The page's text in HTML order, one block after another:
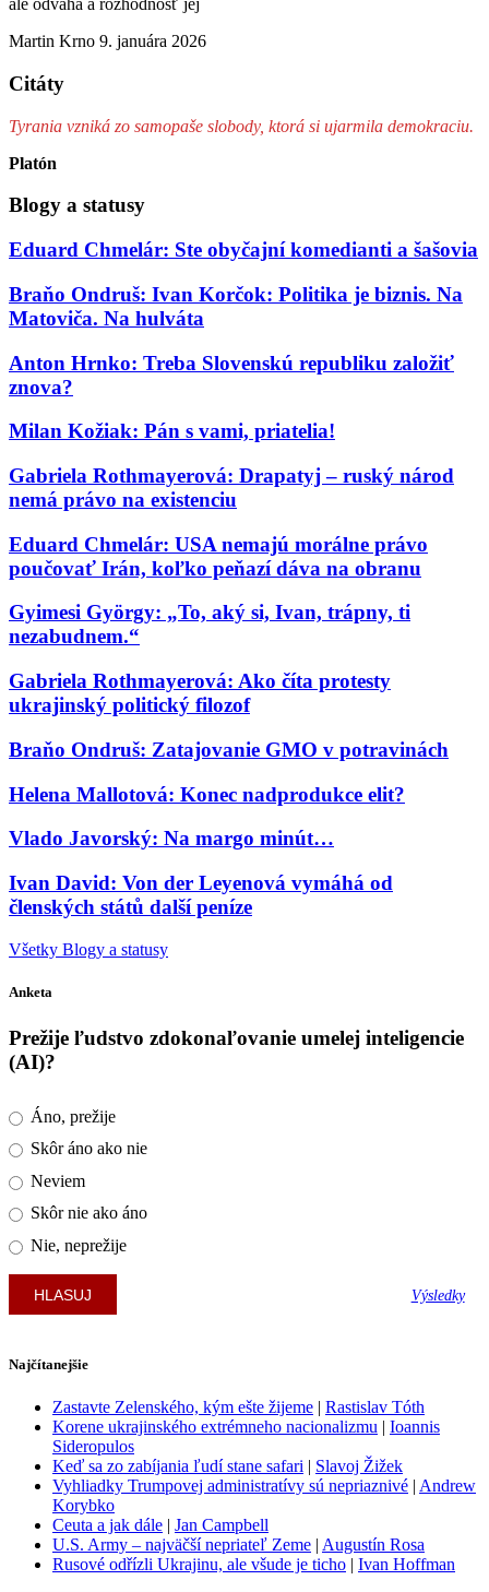
ale odvaha a rozhodnosť jej
Martin Krno 9. januára 2026
Citáty
Tyrania vzniká zo samopaše slobody, ktorá si ujarmila demokraciu.
Platón
Blogy a statusy
Eduard Chmelár: Ste obyčajní komedianti a šašovia
Braňo Ondruš: Ivan Korčok: Politika je biznis. Na
Matoviča. Na hulváta
Anton Hrnko: Treba Slovenskú republiku založiť
znova?
Milan Kožiak: Pán s vami, priatelia!
Gabriela Rothmayerová: Drapatyj – ruský národ
nemá právo na existenciu
Eduard Chmelár: USA nemajú morálne právo
poučovať Irán, koľko peňazí dáva na obranu
Gyimesi György: „To, aký si, Ivan, trápny, ti
nezabudnem.“
Gabriela Rothmayerová: Ako číta protesty
ukrajinský politický filozof
Braňo Ondruš: Zatajovanie GMO v potravinách
Helena Mallotová: Konec nadprodukce elit?
Vlado Javorský: Na margo minút…
Ivan David: Von der Leyenová vymáhá od
členských států další peníze
Všetky Blogy a statusy
Anketa
Prežije ľudstvo zdokonaľovanie umelej inteligencie
(AI)?
Áno, prežije
Skôr áno ako nie
Neviem
Skôr nie ako áno
Nie, neprežije
Výsledky
Najčítanejšie
Zastavte Zelenského, kým ešte žijeme | Rastislav Tóth
Korene ukrajinského extrémneho nacionalizmu | Ioannis
Sideropulos
Keď sa zo zabíjania ľudí stane safari | Slavoj Žižek
Vyhliadky Trumpovej administratívy sú nepriaznivé | Andrew
Korybko
Ceuta a jak dále | Jan Campbell
U.S. Army – najväčší nepriateľ Zeme | Augustín Rosa
Rusové odřízli Ukrajinu, ale všude je ticho | Ivan Hoffman